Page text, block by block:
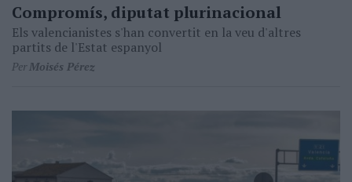
Compromís, diputat plurinacional
Els valencianistes s'han convertit en la veu d'altres
partits de l'Estat espanyol
PerMoisés Pérez